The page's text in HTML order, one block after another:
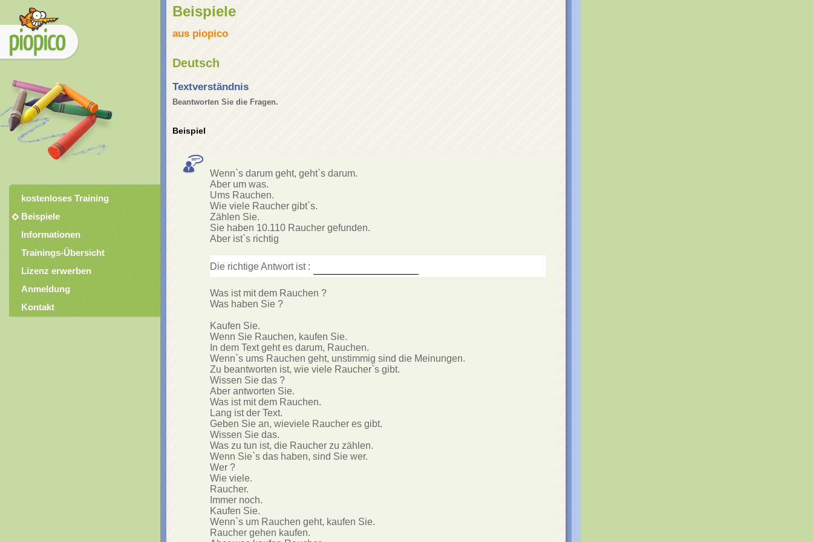
Beispiele
aus piopico
Deutsch
Textverständnis
Beantworten Sie die Fragen.
Beispiel
Wenn`s darum geht, geht`s darum.
Aber um was.
Ums Rauchen.
Wie viele Raucher gibt`s.
Zählen Sie.
Sie haben 10.110 Raucher gefunden.
Aber ist`s richtig
Die richtige Antwort ist :
Was ist mit dem Rauchen ?
Was haben Sie ?
Kaufen Sie.
Wenn Sie Rauchen, kaufen Sie.
In dem Text geht es darum, Rauchen.
Wenn`s ums Rauchen geht, unstimmig sind die Meinungen.
Zu beantworten ist, wie viele Raucher`s gibt.
Wissen Sie das ?
Aber antworten Sie.
Was ist mit dem Rauchen.
Lang ist der Text.
Geben Sie an, wieviele Raucher es gibt.
Wissen Sie das.
Was zu tun ist, die Raucher zu zählen.
Wenn Sie`s das haben, sind Sie wer.
Wer ?
Wie viele.
Raucher.
Immer noch.
Kaufen Sie.
Wenn`s um Rauchen geht, kaufen Sie.
Raucher gehen kaufen.
kostenloses Training
Beispiele
Informationen
Trainings-Übersicht
Lizenz erwerben
Anmeldung
Kontakt